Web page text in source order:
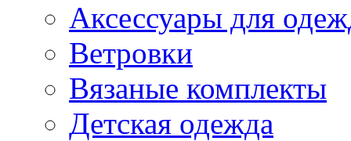
Аксессуары для
Ветровки
Вязаные комплекты
Детская одежда